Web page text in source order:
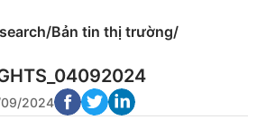
/Bản tin thị trường/
2024